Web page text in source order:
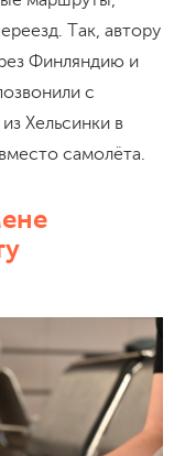
Так, автору
Финляндию и
с
Хельсинки в
самолёта.